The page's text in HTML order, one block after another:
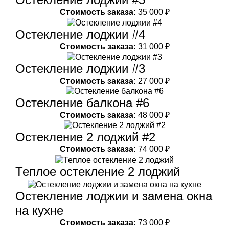
Стоимость заказа: 35 000 ₽
Остекление лоджии #4
Стоимость заказа: 31 000 ₽
Остекление лоджии #3
Стоимость заказа: 27 000 ₽
Остекление балкона #6
Стоимость заказа: 48 000 ₽
Остекление 2 лоджий #2
Стоимость заказа: 74 000 ₽
Теплое остекление 2 лоджий
Остекление лоджии и замена окна
на кухне
Стоимость заказа: 73 000 ₽